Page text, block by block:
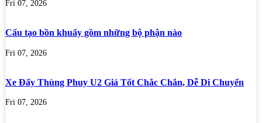
Fri 07, 2026
Cấu tạo bồn khuấy gồm những bộ phận nào
Fri 07, 2026
Xe Đẩy Thùng Phuy U2 Giá Tốt Chắc Chắn, Dễ Di Chuyển
Fri 07, 2026